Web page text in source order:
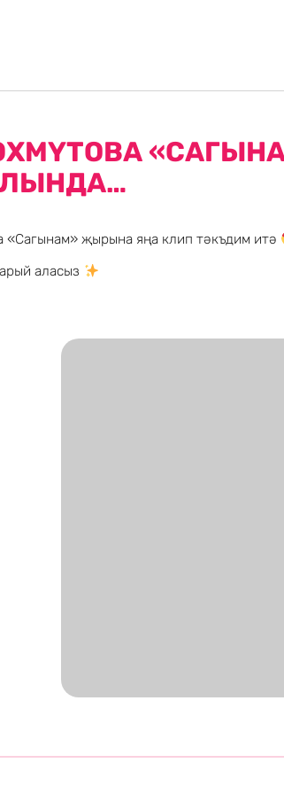
«Сагынам» җырына яңа клип тәкъдим итә
аласыз